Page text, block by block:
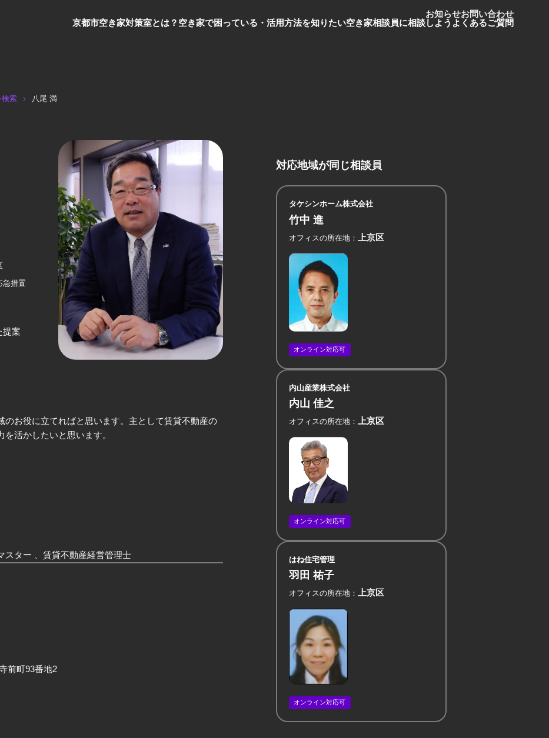
京都市空き家対策室とは？ 空き家で困っている・活用方法を知りたい空き家相談員に相談しよう よくあるご質問
お知らせお問い合わせ
検索 八尾 満
急措置
提案
お役に立てればと思います。主として賃貸不動産の
活かしたいと思います。
スター 、賃貸不動産経営管理士
前町93番地2
対応地域が同じ相談員
タケシンホーム株式会社
竹中 進
オフィスの所在地 上京区
オンライン対応可
内山産業株式会社
内山 佳之
オフィスの所在地 上京区
オンライン対応可
はね住宅管理
羽田 祐子
オフィスの所在地 上京区
オンライン対応可